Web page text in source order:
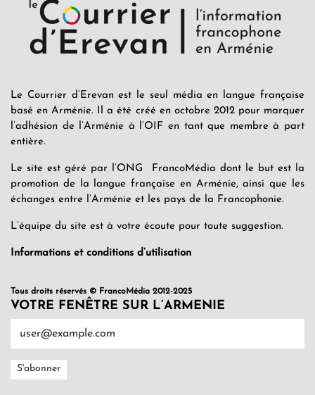
Le Courrier d’Erevan est le seul média en langue française
basé en Arménie. Il a été créé en octobre 2012 pour marquer
l’adhésion de l’Arménie à l’OIF en tant que membre à part
entière.
Le site est géré par l’ONG FrancoMédia dont le but est la
promotion de la langue française en Arménie, ainsi que les
échanges entre l’Arménie et les pays de la Francophonie.
L’équipe du site est à votre écoute pour toute suggestion.
Informations et conditions d’utilisation
Tous droits réservés © FrancoMédia 2012-2025
VOTRE FENÊTRE SUR L’ARMENIE